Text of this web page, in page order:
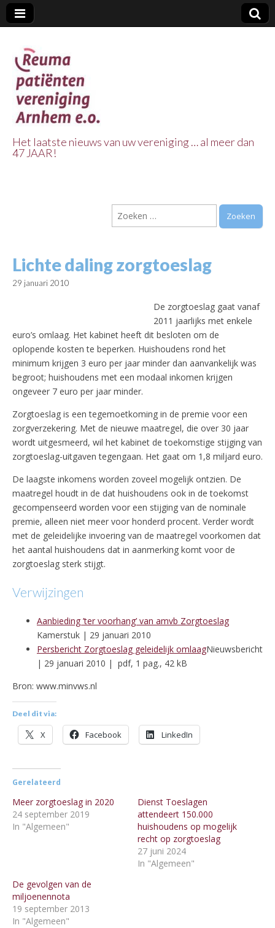
Vereniging
Arnhem e.o.
Het laatste nieuws van uw vereniging … al meer dan
47 JAAR!
Zoeken
naar:
Lichte daling zorgtoeslag
29 januari 2010
De zorgtoeslag gaat vanaf
2011 jaarlijks met enkele
euro’s omlaag. Het kabinet heeft dit besloten om de
oplopende kosten te beperken. Huishoudens rond het
minimum krijgen 3 euro per jaar minder dan aanvankelijk was
begroot; huishoudens met een modaal inkomen krijgen
ongeveer 7 euro per jaar minder.
Zorgtoeslag is een tegemoetkoming in de premie voor een
zorgverzekering. Met de nieuwe maatregel, die over 30 jaar
wordt uitgesmeerd, wil het kabinet de toekomstige stijging van
zorgtoeslag-uitgaven tegengaan. Het gaat om 1,8 miljard euro.
De laagste inkomens worden zoveel mogelijk ontzien. De
maatregel houdt in de dat huishoudens ook in de toekomst
gecompenseerd worden voor een stijging van de nominale
premie, alleen niet meer voor honderd procent. Verder wordt
met de geleidelijke invoering van de maatregel voorkomen dat
het aantal huishoudens dat in aanmerking komt voor de
zorgtoeslag sterk stijgt.
Verwijzingen
Aanbieding ’ter voorhang’ van amvb Zorgtoeslag
Kamerstuk | 29 januari 2010
Persbericht Zorgtoeslag geleidelijk omlaagNieuwsbericht
| 29 januari 2010 | pdf, 1 pag., 42 kB
Bron: www.minvws.nl
Deel dit via:
X Facebook LinkedIn
Gerelateerd
Meer zorgtoeslag in 2020
24 september 2019
In "Algemeen"
Dienst Toeslagen
attendeert 150.000
huishoudens op mogelijk
recht op zorgtoeslag
27 juni 2024
In "Algemeen"
De gevolgen van de
miljoenennota
19 september 2013
In "Algemeen"